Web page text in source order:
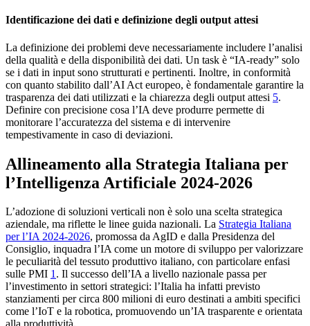
Identificazione dei dati e definizione degli output attesi
La definizione dei problemi deve necessariamente includere l’analisi
della qualità e della disponibilità dei dati. Un task è “IA-ready” solo
se i dati in input sono strutturati e pertinenti. Inoltre, in conformità
con quanto stabilito dall’AI Act europeo, è fondamentale garantire la
trasparenza dei dati utilizzati e la chiarezza degli output attesi 5.
Definire con precisione cosa l’IA deve produrre permette di
monitorare l’accuratezza del sistema e di intervenire
tempestivamente in caso di deviazioni.
Allineamento alla Strategia Italiana per
l’Intelligenza Artificiale 2024-2026
L’adozione di soluzioni verticali non è solo una scelta strategica
aziendale, ma riflette le linee guida nazionali. La Strategia Italiana
per l’IA 2024-2026, promossa da AgID e dalla Presidenza del
Consiglio, inquadra l’IA come un motore di sviluppo per valorizzare
le peculiarità del tessuto produttivo italiano, con particolare enfasi
sulle PMI 1. Il successo dell’IA a livello nazionale passa per
l’investimento in settori strategici: l’Italia ha infatti previsto
stanziamenti per circa 800 milioni di euro destinati a ambiti specifici
come l’IoT e la robotica, promuovendo un’IA trasparente e orientata